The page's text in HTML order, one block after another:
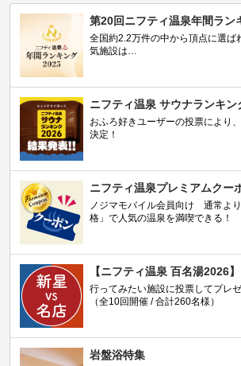
第20回ニフティ温泉年間ラン
全国約2.2万件の中から頂点に選ば
気施設は…
ニフティ温泉 サウナランキン
おふろ好きユーザーの投票により
決定！
ニフティ温泉プレミアムクー
ノジマモバイル会員向け 通常よ
格」で人気の温泉を満喫できる！
【ニフティ温泉 百名湯2026】
行ってみたい施設に投票してプレ
（全10回開催 / 合計260名様）
岩盤浴特集